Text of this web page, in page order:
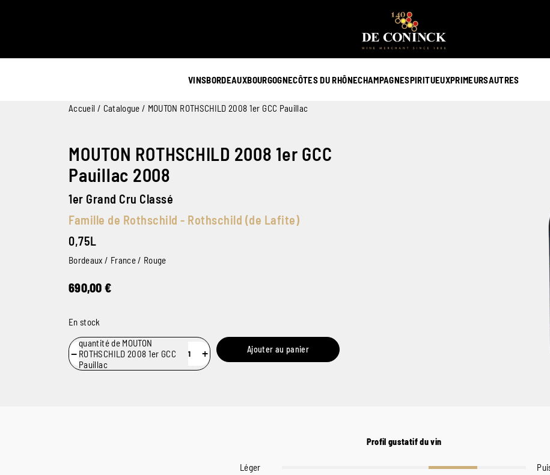
VINSBORDEAUXBOURGOGNECÔTES DU RHÔNECHAMPAGNESPIRITUEUXPRIMEURSAUTRES
Accueil / Catalogue / MOUTON ROTHSCHILD 2008 1er GCC Pauillac
MOUTON ROTHSCHILD 2008 1er GCC
Pauillac 2008
1er Grand Cru Classé
Famille de Rothschild - Rothschild (de Lafite)
0,75L
Bordeaux / France / Rouge
690,00 €
En stock
−
quantité de MOUTON
ROTHSCHILD 2008 1er GCC
Pauillac
+ Ajouter au panier
Profil gustatif du vin
Léger